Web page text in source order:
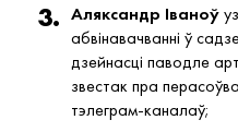
Аляксандр Іваноў
абвінавачванні ў
дзейнасці паводле
звестак пра
тэлеграм-каналаў;